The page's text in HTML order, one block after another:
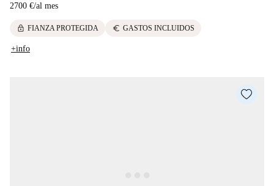
2700 €/al mes
lock FIANZA PROTEGIDA euro GASTOS INCLUIDOS
+info